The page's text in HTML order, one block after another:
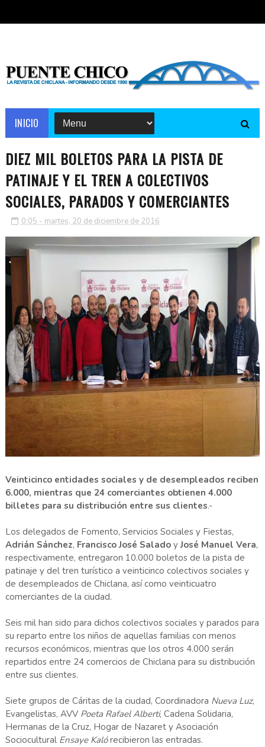
INICIO
DIEZ MIL BOLETOS PARA LA PISTA DE
PATINAJE Y EL TREN A COLECTIVOS
SOCIALES, PARADOS Y COMERCIANTES
0:05 - martes, 20 de diciembre de 2016
Veinticinco entidades sociales y de desempleados reciben
6.000, mientras que 24 comerciantes obtienen 4.000
billetes para su distribución entre sus clientes.-
Los delegados de Fomento, Servicios Sociales y Fiestas,
Adrián Sánchez, Francisco José SaladoyJosé Manuel Vera,
respectivamente, entregaron 10.000 boletos de la pista de
patinaje y del tren turístico a veinticinco colectivos sociales y
de desempleados de Chiclana, así como veinticuatro
comerciantes de la ciudad.
Seis mil han sido para dichos colectivos sociales y parados para
su reparto entre los niños de aquellas familias con menos
recursos económicos, mientras que los otros 4.000 serán
repartidos entre 24 comercios de Chiclana para su distribución
entre sus clientes.
Siete grupos de Cáritas de la ciudad, Coordinadora Nueva Luz,
Evangelistas, AVV Poeta Rafael Alberti, Cadena Solidaria,
Hermanas de la Cruz, Hogar de Nazaret y Asociación
Sociocultural Ensaye Kalórecibieron las entradas.